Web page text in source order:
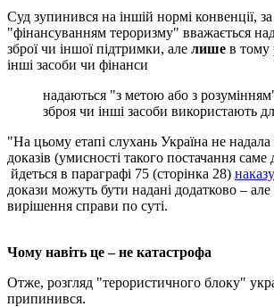
Суд зупинився на іншій нормі конвенції,
"фінансуванням тероризму" вважається
зброї чи іншої підтримки, але лише в тому
інші засоби чи фінанси
надаються "з метою або з
зброя чи інші засоби використають
"На цьому етапі слухань Україна не надала
доказів (умисності такого постачання саме
йдеться в параграфі 75 (сторінка 28)
докази можуть бути надані додатково –
вирішення справи по суті.
Чому навіть це – не катастрофа
Отже, розгляд "терористичного блоку"
припинився.